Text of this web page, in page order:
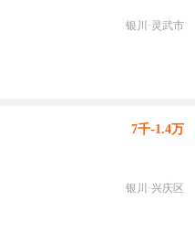
银川·灵武市
7千-1.4万
银川·兴庆区